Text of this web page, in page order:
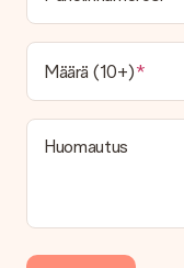
paketti tai
vaihtoehto tilauksesi
Maksu
Kuinka voin maksaa
Tarjoamme
Saapunut lahja
Määrä (10+)
Huomautus